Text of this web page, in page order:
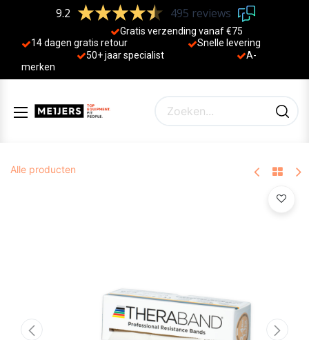
9.2 495 reviews
Gratis verzending vanaf €75
14 dagen gratis retour
Sne lle levering
50+ jaar specialist
A-
merken
Alle producten